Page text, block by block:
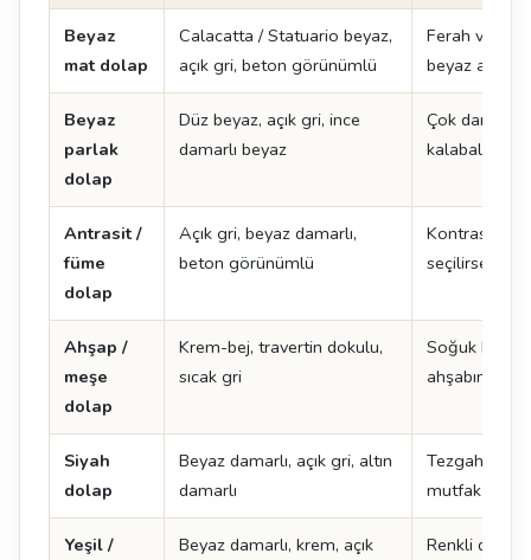
Beyaz
mat dolap
Calacatta / Statuario beyaz,
açık gri, beton görünümlü
Ferah ve
beyaz adada
Beyaz
parlak
dolap
Düz beyaz, açık gri, ince
damarlı beyaz
Çok damarlı
kalabalık
Antrasit /
füme
dolap
Açık gri, beyaz damarlı,
beton görünümlü
Kontrast
seçilirse
Ahşap /
meşe
dolap
Krem-bej, travertin dokulu,
sıcak gri
Soğuk
ahşabın
Siyah
dolap
Beyaz damarlı, açık gri, altın
damarlı
Tezgah açık
mutfak daha
Yeşil /
Beyaz damarlı, krem, açık
Renkli